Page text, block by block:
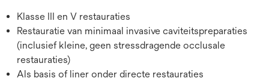
Klasse III en V restauraties
Restauratie van minimaal invasive caviteitspreparaties
(inclusief kleine, geen stressdragende occlusale
restauraties)
Als basis of liner onder directe restauraties